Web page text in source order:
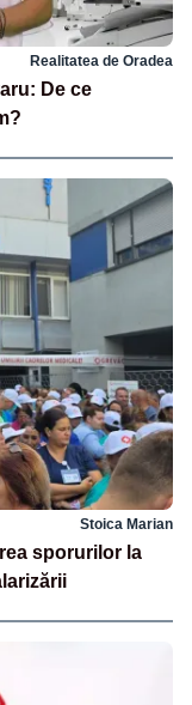
Realitatea de Oradea
De ce
Stoica Marian
sporurilor la